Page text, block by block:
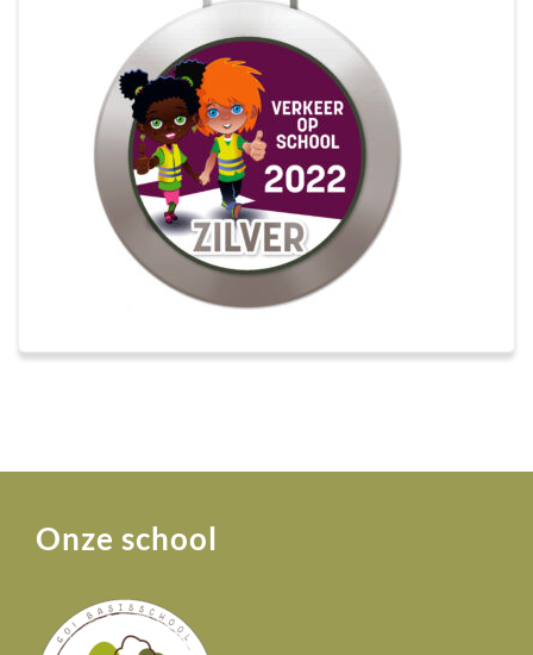
Onze school